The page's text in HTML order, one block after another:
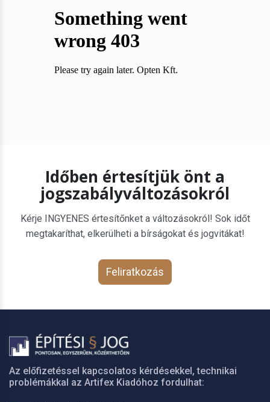
Időben értesítjük önt a
jogszabályváltozásokról
Kérje INGYENES értesítőnket a változásokról! Sok időt
megtakaríthat, elkerülheti a bírságokat és jogvitákat!
Feliratkozás
Az előfizetéssel kapcsolatos kérdésekkel, technikai
problémákkal az Artifex Kiadóhoz fordulhat: